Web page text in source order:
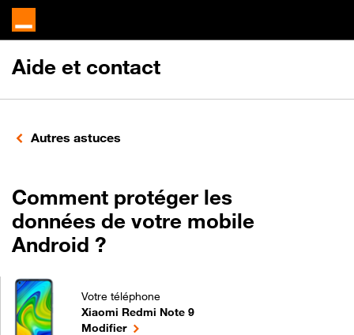
Aide et contact
Autres astuces
Comment protéger les
données de votre mobile
Android ?
Votre téléphone
Xiaomi Redmi Note 9
Comment protéger les données de votre mobile
Modifierle téléphone sélectionné